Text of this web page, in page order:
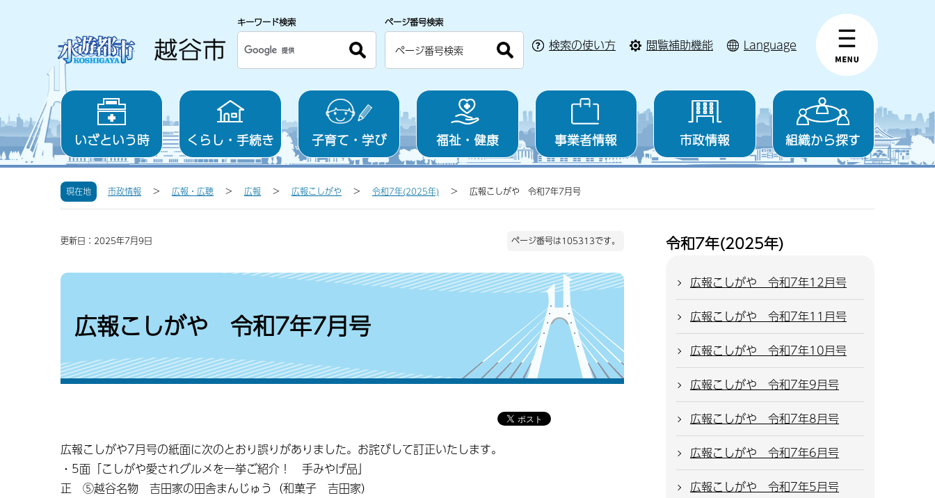
キーワード検索 ページ番号検索
検索の使い方 閲覧補助機能 Language
いざという時 くらし・手続き 子育て・学び 福祉・健康 事業者情報 市政情報 組織から探す
現在地 市政情報 広報・広聴 広報 広報こしがや 令和7年(2025年) 広報こしがや 令和7年7月号
更新日：2025年7月9日 ページ番号は105313です。
広報こしがや 令和7年7月号
広報こしがや7月号の紙面に次のとおり誤りがありました。お詫びして訂正いたします。
・5面「こしがや愛されグルメを一挙ご紹介！ 手みやげ品」
正 ⑤越谷名物 吉田家の田舎まんじゅう（和菓子 吉田家）
令和7年(2025年)
広報こしがや 令和7年12月号
広報こしがや 令和7年11月号
広報こしがや 令和7年10月号
広報こしがや 令和7年9月号
広報こしがや 令和7年8月号
広報こしがや 令和7年6月号
広報こしがや 令和7年5月号